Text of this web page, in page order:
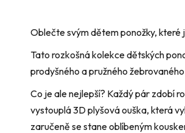
Oblečte svým dětem ponožky, které
​Tato rozkošná kolekce dětských
prodyšného a pružného
​Co je ale nejlepší? Každý pár zdobí
vystouplá 3D plyšová ouška, která
zaručeně se stane oblíbeným